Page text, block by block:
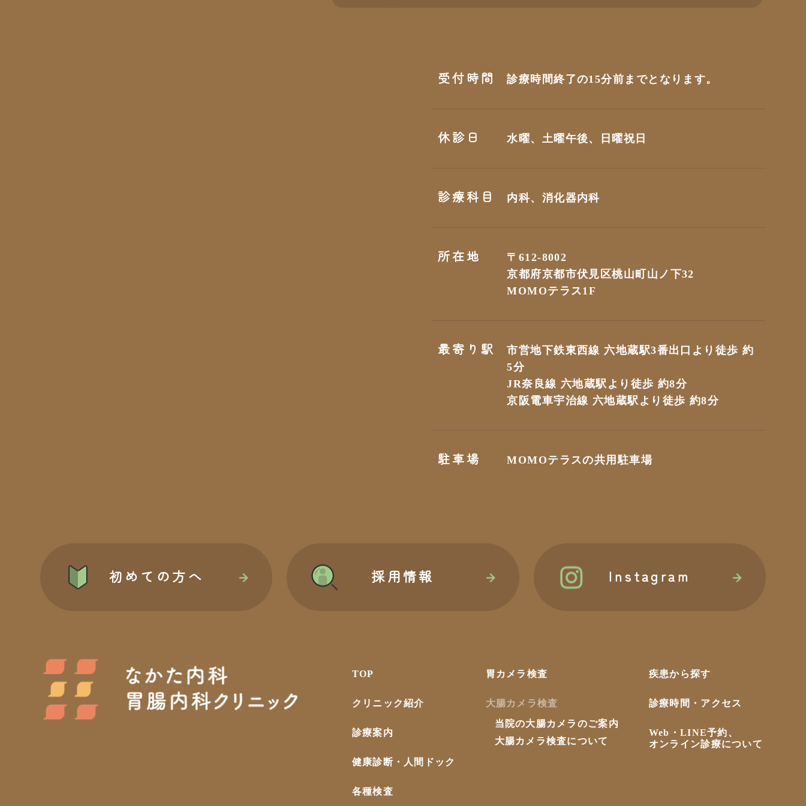
受付時間 診療時間終了の15分前までとなります。
休診日 水曜、土曜午後、日曜祝日
診療科目 内科、消化器内科
所在地
〒612-8002
京都府京都市伏見区桃山町山ノ下32
MOMOテラス1F
最寄り駅
市営地下鉄東西線 六地蔵駅3番出口より徒歩 約
5分
JR奈良線 六地蔵駅より徒歩 約8分
京阪電車宇治線 六地蔵駅より徒歩 約8分
駐車場 MOMOテラスの共用駐車場
初めての方へ 採用情報 Instagram
TOP
クリニック紹介
診療案内
健康診断・人間ドック
各種検査
胃カメラ検査
大腸カメラ検査
当院の大腸カメラのご案内
大腸カメラ検査について
疾患から探す
診療時間・アクセス
Web・LINE予約、
オンライン診療について